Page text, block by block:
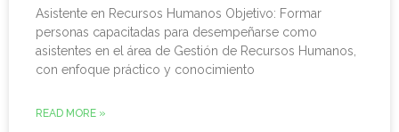
Asistente en Recursos Humanos Objetivo: Formar
personas capacitadas para desempeñarse como
asistentes en el área de Gestión de Recursos Humanos,
con enfoque práctico y conocimiento
READ MORE »